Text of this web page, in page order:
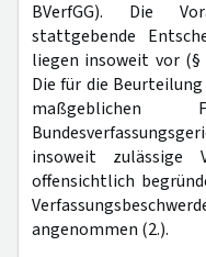
BVerfGG). Die
stattgebende
liegen insoweit vor (§
Die für die Beurteilung
insoweit zulässige
offensichtlich
angenommen (2.).